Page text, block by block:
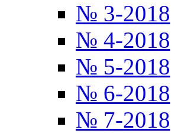
№ 3-2018
№ 4-2018
№ 5-2018
№ 6-2018
№ 7-2018